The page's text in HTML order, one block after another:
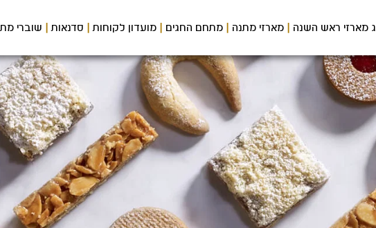
מארזי ראש השנה מארזי מתנה מתחם החגים מועדון לקוחות סדנאות שוברי